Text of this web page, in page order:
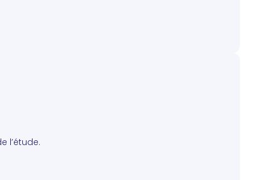
l’étude.